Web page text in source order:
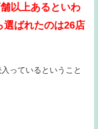
以上あるといわ
選ばれたのは26店
っているということ